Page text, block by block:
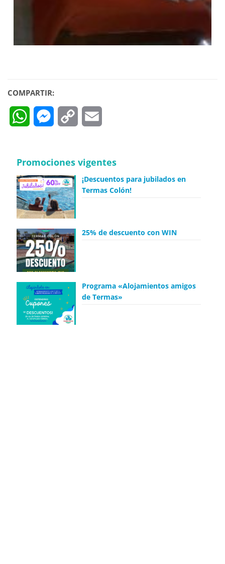
COMPARTIR:
WhatsAppMessenger
Copy
Promociones vigentes
¡Descuentos para jubilados en
Termas Colón!
25% de descuento con WIN
Programa «Alojamientos amigos
de Termas»